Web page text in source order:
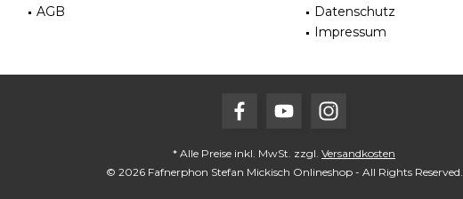
AGB
Datenschutz
Impressum
* Alle Preise inkl. MwSt. zzgl. Versandkosten
© 2026 Fafnerphon Stefan Mickisch Onlineshop - All Rights Reserved.